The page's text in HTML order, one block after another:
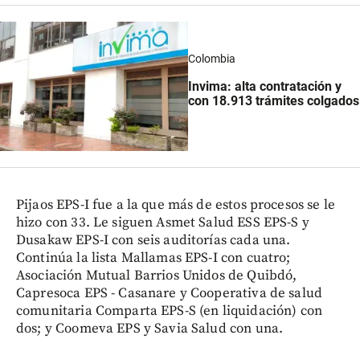
Colombia
Invima: alta contratación y
con 18.913 trámites colgados
Pijaos EPS-I fue a la que más de estos procesos se le
hizo con 33. Le siguen Asmet Salud ESS EPS-S y
Dusakaw EPS-I con seis auditorías cada una.
Continúa la lista Mallamas EPS-I con cuatro;
Asociación Mutual Barrios Unidos de Quibdó,
Capresoca EPS - Casanare y Cooperativa de salud
comunitaria Comparta EPS-S (en liquidación) con
dos; y Coomeva EPS y Savia Salud con una.